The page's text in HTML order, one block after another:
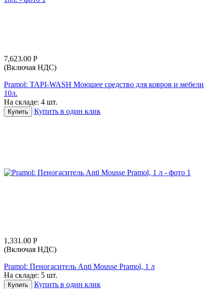
7,623.00 Р
(Включая НДС)
Pramol: TAPI-WASH Моющее средство для ковров и мебели
10л.
На складе: 4 шт.
Купить Купить в один клик
1,331.00 Р
(Включая НДС)
Pramol: Пеногаситель Anti Mousse Pramol, 1 л
На складе: 5 шт.
Купить Купить в один клик